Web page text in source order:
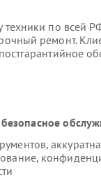
техники по всей
ремонт.